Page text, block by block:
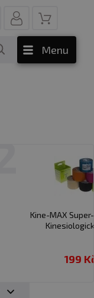
Menu
Kine-MAX
199